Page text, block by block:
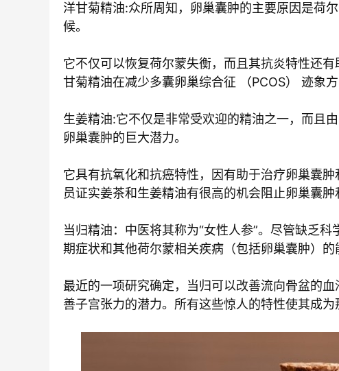
洋甘菊精油:众所周知，卵巢囊肿的主要原因是荷
候。
它不仅可以恢复荷尔蒙失衡，而且其抗炎特性还
甘菊精油在减少多囊卵巢综合征 （PCOS） 迹象
生姜精油:它不仅是非常受欢迎的精油之一，而且
卵巢囊肿的巨大潜力。
它具有抗氧化和抗癌特性，因有助于治疗卵巢囊
员证实姜茶和生姜精油有很高的机会阻止卵巢囊肿
当归精油：中医将其称为“女性人参”。尽管缺乏
期症状和其他荷尔蒙相关疾病（包括卵巢囊肿）的
最近的一项研究确定，当归可以改善流向骨盆的
善子宫张力的潜力。所有这些惊人的特性使其成